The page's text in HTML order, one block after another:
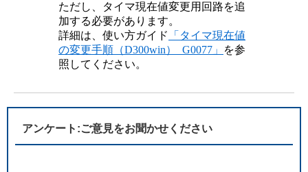
ただし、タイマ現在値変更用回路を追
加する必要があります。
詳細は、使い方ガイド
「タイマ現在値
の変更手順（D300win）_G0077」
を参
照してください。
アンケート:ご意見をお聞かせください